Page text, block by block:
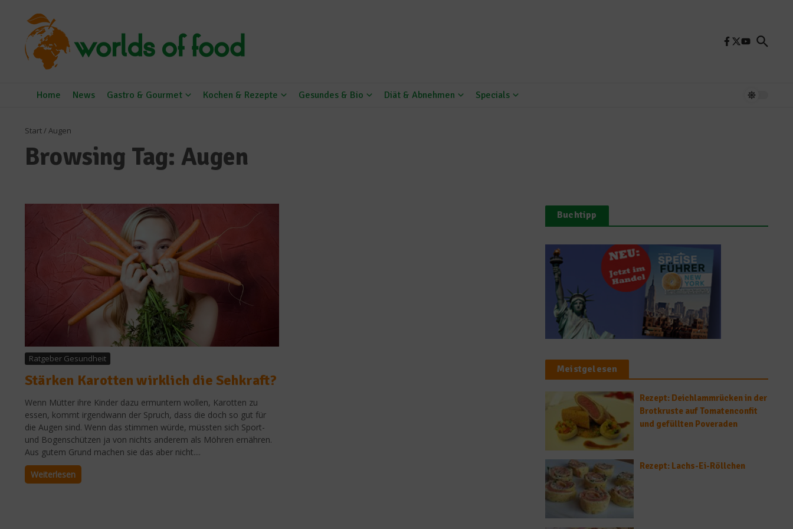
Home News Gastro & Gourmet Kochen & Rezepte Gesundes & Bio Diät & Abnehmen Specials
Start/ Augen
Browsing Tag: Augen
Ratgeber Gesundheit
Stärken Karotten wirklich die Sehkraft?
Wenn Mütter ihre Kinder dazu ermuntern wollen, Karotten zu
essen, kommt irgendwann der Spruch, dass die doch so gut für
die Augen sind. Wenn das stimmen würde, müssten sich Sport-
und Bogenschützen ja von nichts anderem als Möhren ernähren.
Aus gutem Grund machen sie das aber nicht....
Weiterlesen
Buchtipp
Meistgelesen
Rezept: Deichlammrücken in der
Brotkruste auf Tomatenconfit
und gefüllten Poveraden
Rezept: Lachs-Ei-Röllchen